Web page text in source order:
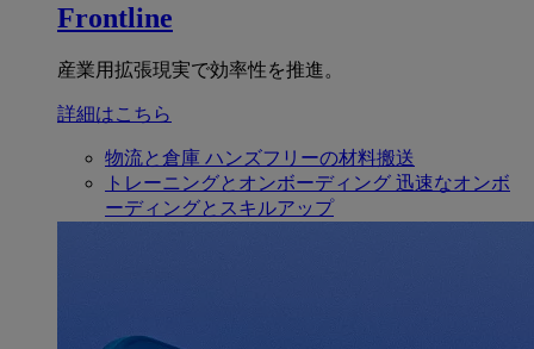
Frontline
産業用拡張現実で効率性を推進。
詳細はこちら
物流と倉庫 ハンズフリーの材料搬送
トレーニングとオンボーディング 迅速なオンボ
ーディングとスキルアップ